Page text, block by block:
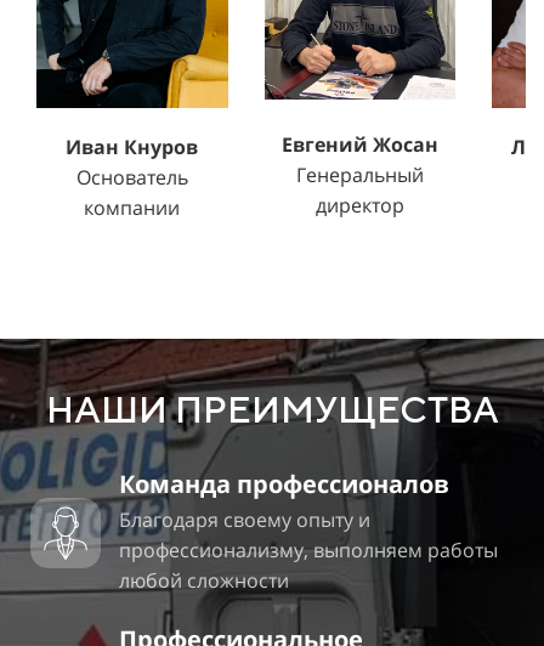
Иван Кнуров
Основатель
компании
Евгений Жосан
Генеральный
директор
НАШИ ПРЕИМУЩЕСТВА
Команда профессионалов
Благодаря своему опыту и
профессионализму, выполняем работы
любой сложности
Профессиональное